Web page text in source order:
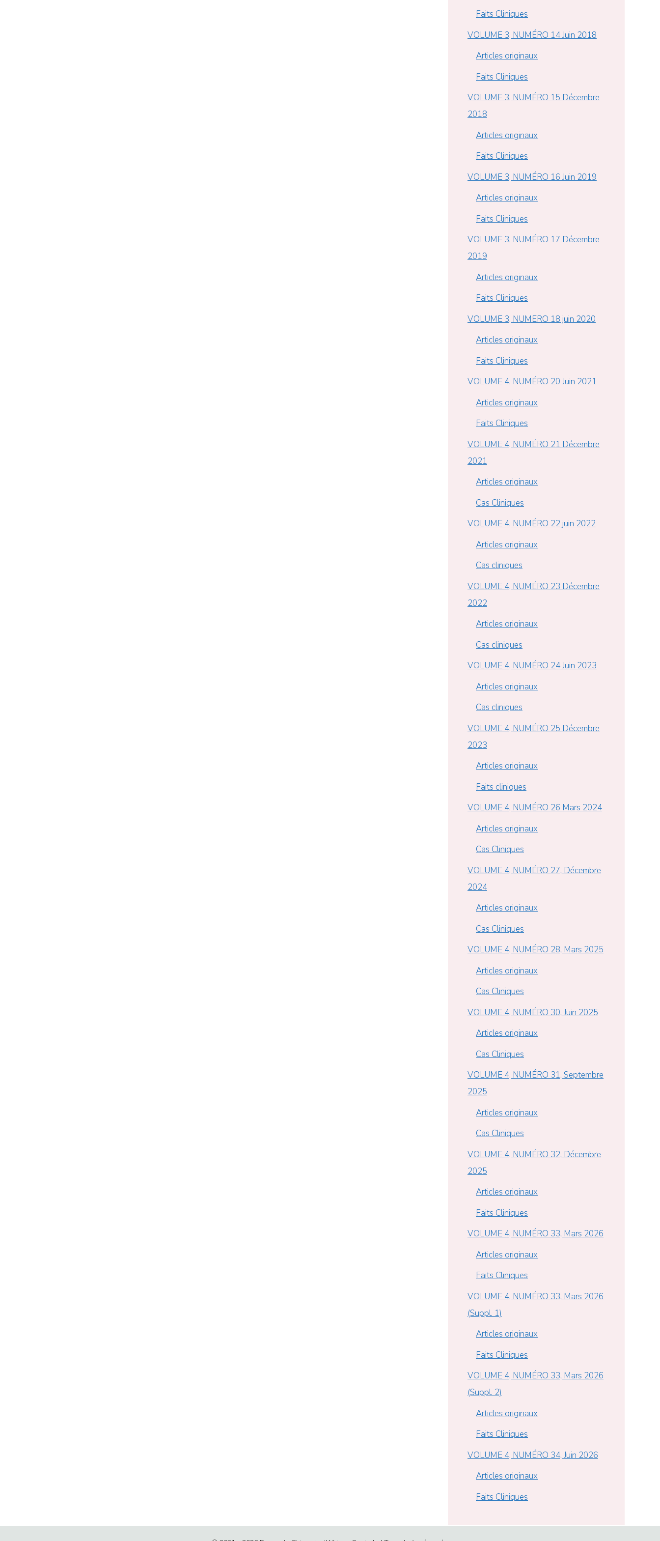
Faits Cliniques
VOLUME 3, NUMÉRO 14 Juin 2018
Articles originaux
Faits Cliniques
VOLUME 3, NUMÉRO 15 Décembre
2018
Articles originaux
Faits Cliniques
VOLUME 3, NUMÉRO 16 Juin 2019
Articles originaux
Faits Cliniques
VOLUME 3, NUMÉRO 17 Décembre
2019
Articles originaux
Faits Cliniques
VOLUME 3, NUMERO 18 juin 2020
Articles originaux
Faits Cliniques
VOLUME 4, NUMÉRO 20 Juin 2021
Articles originaux
Faits Cliniques
VOLUME 4, NUMÉRO 21 Décembre
2021
Articles originaux
Cas Cliniques
VOLUME 4, NUMÉRO 22 juin 2022
Articles originaux
Cas cliniques
VOLUME 4, NUMÉRO 23 Décembre
2022
Articles originaux
Cas cliniques
VOLUME 4, NUMÉRO 24 Juin 2023
Articles originaux
Cas cliniques
VOLUME 4, NUMÉRO 25 Décembre
2023
Articles originaux
Faits cliniques
VOLUME 4, NUMÉRO 26 Mars 2024
Articles originaux
Cas Cliniques
VOLUME 4, NUMÉRO 27, Décembre
2024
Articles originaux
Cas Cliniques
VOLUME 4, NUMÉRO 28, Mars 2025
Articles originaux
Cas Cliniques
VOLUME 4, NUMÉRO 30, Juin 2025
Articles originaux
Cas Cliniques
VOLUME 4, NUMÉRO 31, Septembre
2025
Articles originaux
Cas Cliniques
VOLUME 4, NUMÉRO 32, Décembre
2025
Articles originaux
Faits Cliniques
VOLUME 4, NUMÉRO 33, Mars 2026
Articles originaux
Faits Cliniques
VOLUME 4, NUMÉRO 33, Mars 2026
(Suppl. 1)
Articles originaux
Faits Cliniques
VOLUME 4, NUMÉRO 33, Mars 2026
(Suppl. 2)
Articles originaux
Faits Cliniques
VOLUME 4, NUMÉRO 34, Juin 2026
Articles originaux
Faits Cliniques